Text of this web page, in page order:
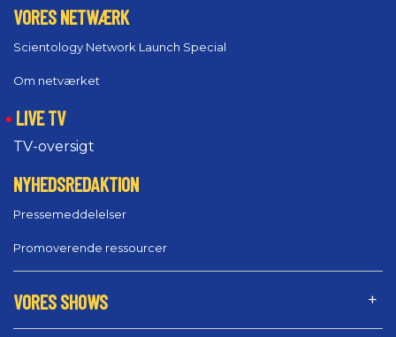
VORES NETWÆRK
Scientology Network Launch Special
Om netværket
LIVE TV
TV-oversigt
NYHEDSREDAKTION
Pressemeddelelser
Promoverende ressourcer
VORES SHOWS